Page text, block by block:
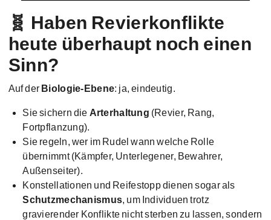
🧬 Haben Revierkonflikte
heute überhaupt noch einen
Sinn?
Auf der Biologie-Ebene: ja, eindeutig.
Sie sichern die Arterhaltung (Revier, Rang,
Fortpflanzung).
Sie regeln, wer im Rudel wann welche Rolle
übernimmt (Kämpfer, Unterlegener, Bewahrer,
Außenseiter).
Konstellationen und Reifestopp dienen sogar als
Schutzmechanismus, um Individuen trotz
gravierender Konflikte nicht sterben zu lassen, sondern